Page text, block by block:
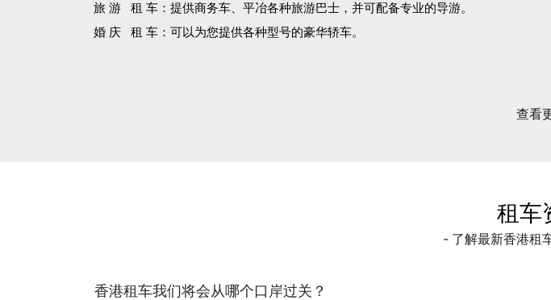
旅 游 租 车：提供商务车、平冶各种旅游巴士，并可配备专业的导游。
婚 庆 租 车：可以为您提供各种型号的豪华轿车。
查看
租车
- 了解最新香港租
香港租车我们将会从哪个口岸过关？